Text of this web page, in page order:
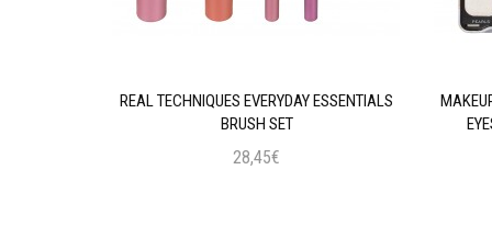
REAL TECHNIQUES EVERYDAY ESSENTIALS
BRUSH SET
28,45€